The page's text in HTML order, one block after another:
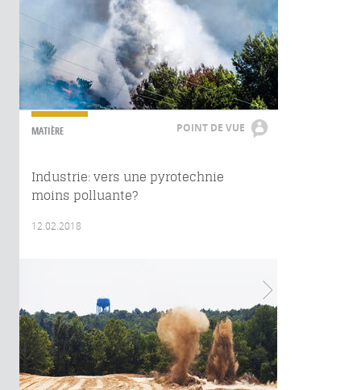
MATIÈRE POINT DE VUE
Industrie: vers une pyrotechnie
moins polluante?
12.02.2018